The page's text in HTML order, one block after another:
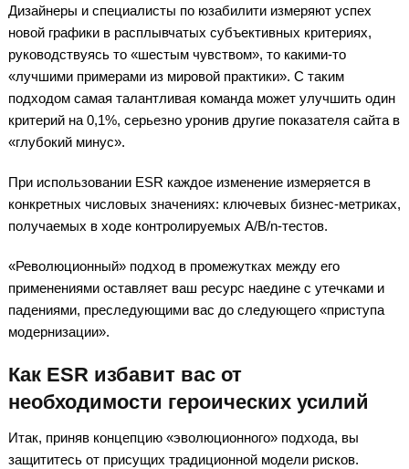
Дизайнеры и специалисты по юзабилити измеряют успех
новой графики в расплывчатых субъективных критериях,
руководствуясь то «шестым чувством», то какими-то
«лучшими примерами из мировой практики». С таким
подходом самая талантливая команда может улучшить один
критерий на 0,1%, серьезно уронив другие показателя сайта в
«глубокий минус».
При использовании ESR каждое изменение измеряется в
конкретных числовых значениях: ключевых бизнес-метриках,
получаемых в ходе контролируемых A/B/n-тестов.
«Революционный» подход в промежутках между его
применениями оставляет ваш ресурс наедине с утечками и
падениями, преследующими вас до следующего «приступа
модернизации».
Как ESR избавит вас от
необходимости героических усилий
Итак, приняв концепцию «эволюционного» подхода, вы
защититесь от присущих традиционной модели рисков.